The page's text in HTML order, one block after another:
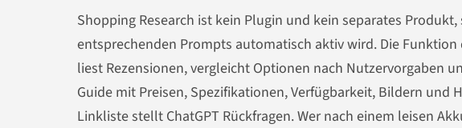
Shopping Research ist kein Plugin und kein separates
entsprechenden Prompts automatisch aktiv wird. Die
liest Rezensionen, vergleicht Optionen nach Nutzervorgaben
Guide mit Preisen, Spezifikationen, Verfügbarkeit, Bildern und
Linkliste stellt ChatGPT Rückfragen. Wer nach einem leisen